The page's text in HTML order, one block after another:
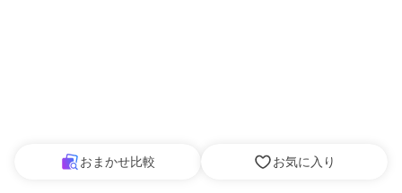
おまかせ比較 お気に入り